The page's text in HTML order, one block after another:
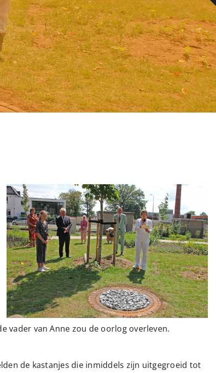
vader van Anne zou de oorlog overleven.
de kastanjes die inmiddels zijn uitgegroeid tot